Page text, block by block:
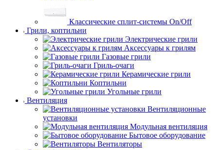
Классические сплит-системы On/Off
Грили, коптильни
Электрические грили
Аксессуары к грилям
Газовые грили
Гриль-очаги
Керамические грили
Коптильни
Угольные грили
Вентиляция
Вентиляционные
установки
Модульная вентиляция
Бытовое оборудование
Вентиляторы